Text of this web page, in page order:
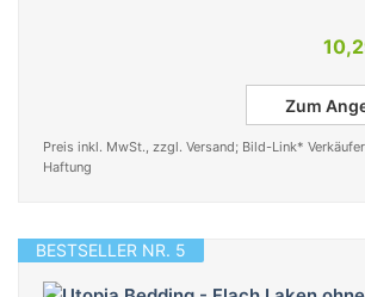
Zum
Preis inkl. MwSt., zzgl. Versand; Bild-Link*
Haftung
BESTSELLER NR. 5